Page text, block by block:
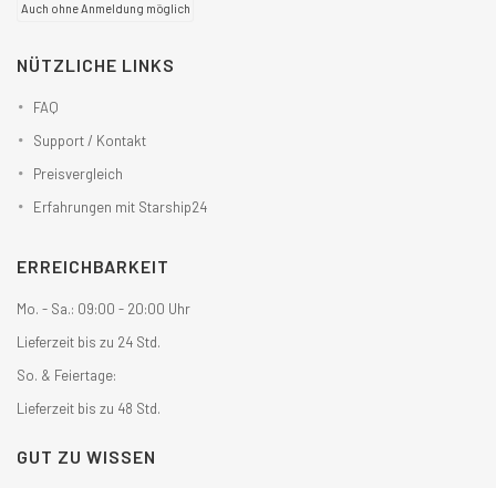
Auch ohne Anmeldung möglich
NÜTZLICHE LINKS
FAQ
Support / Kontakt
Preisvergleich
Erfahrungen mit Starship24
ERREICHBARKEIT
Mo. - Sa.: 09:00 - 20:00 Uhr
Lieferzeit bis zu 24 Std.
So. & Feiertage:
Lieferzeit bis zu 48 Std.
GUT ZU WISSEN